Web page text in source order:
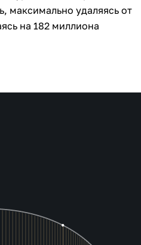
максимально удаляясь от
на 182 миллиона